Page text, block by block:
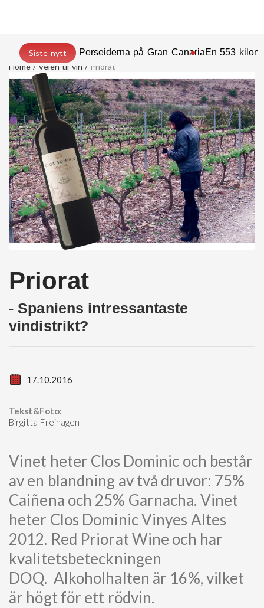
Siste nytt Perseiderna på Gran CanariaEn 553
Home
Veien til vin Priorat
Priorat
- Spaniens intressantaste
vindistrikt?
17.10.2016
Tekst&Foto:
Birgitta Frejhagen
Vinet heter Clos Dominic och består
av en blandning av två druvor: 75%
Caiñena och 25% Garnacha. Vinet
heter Clos Dominic Vinyes Altes
2012. Red Priorat Wine och har
kvalitetsbeteckningen
DOQ. Alkoholhalten är 16%, vilket
är högt för ett rödvin.